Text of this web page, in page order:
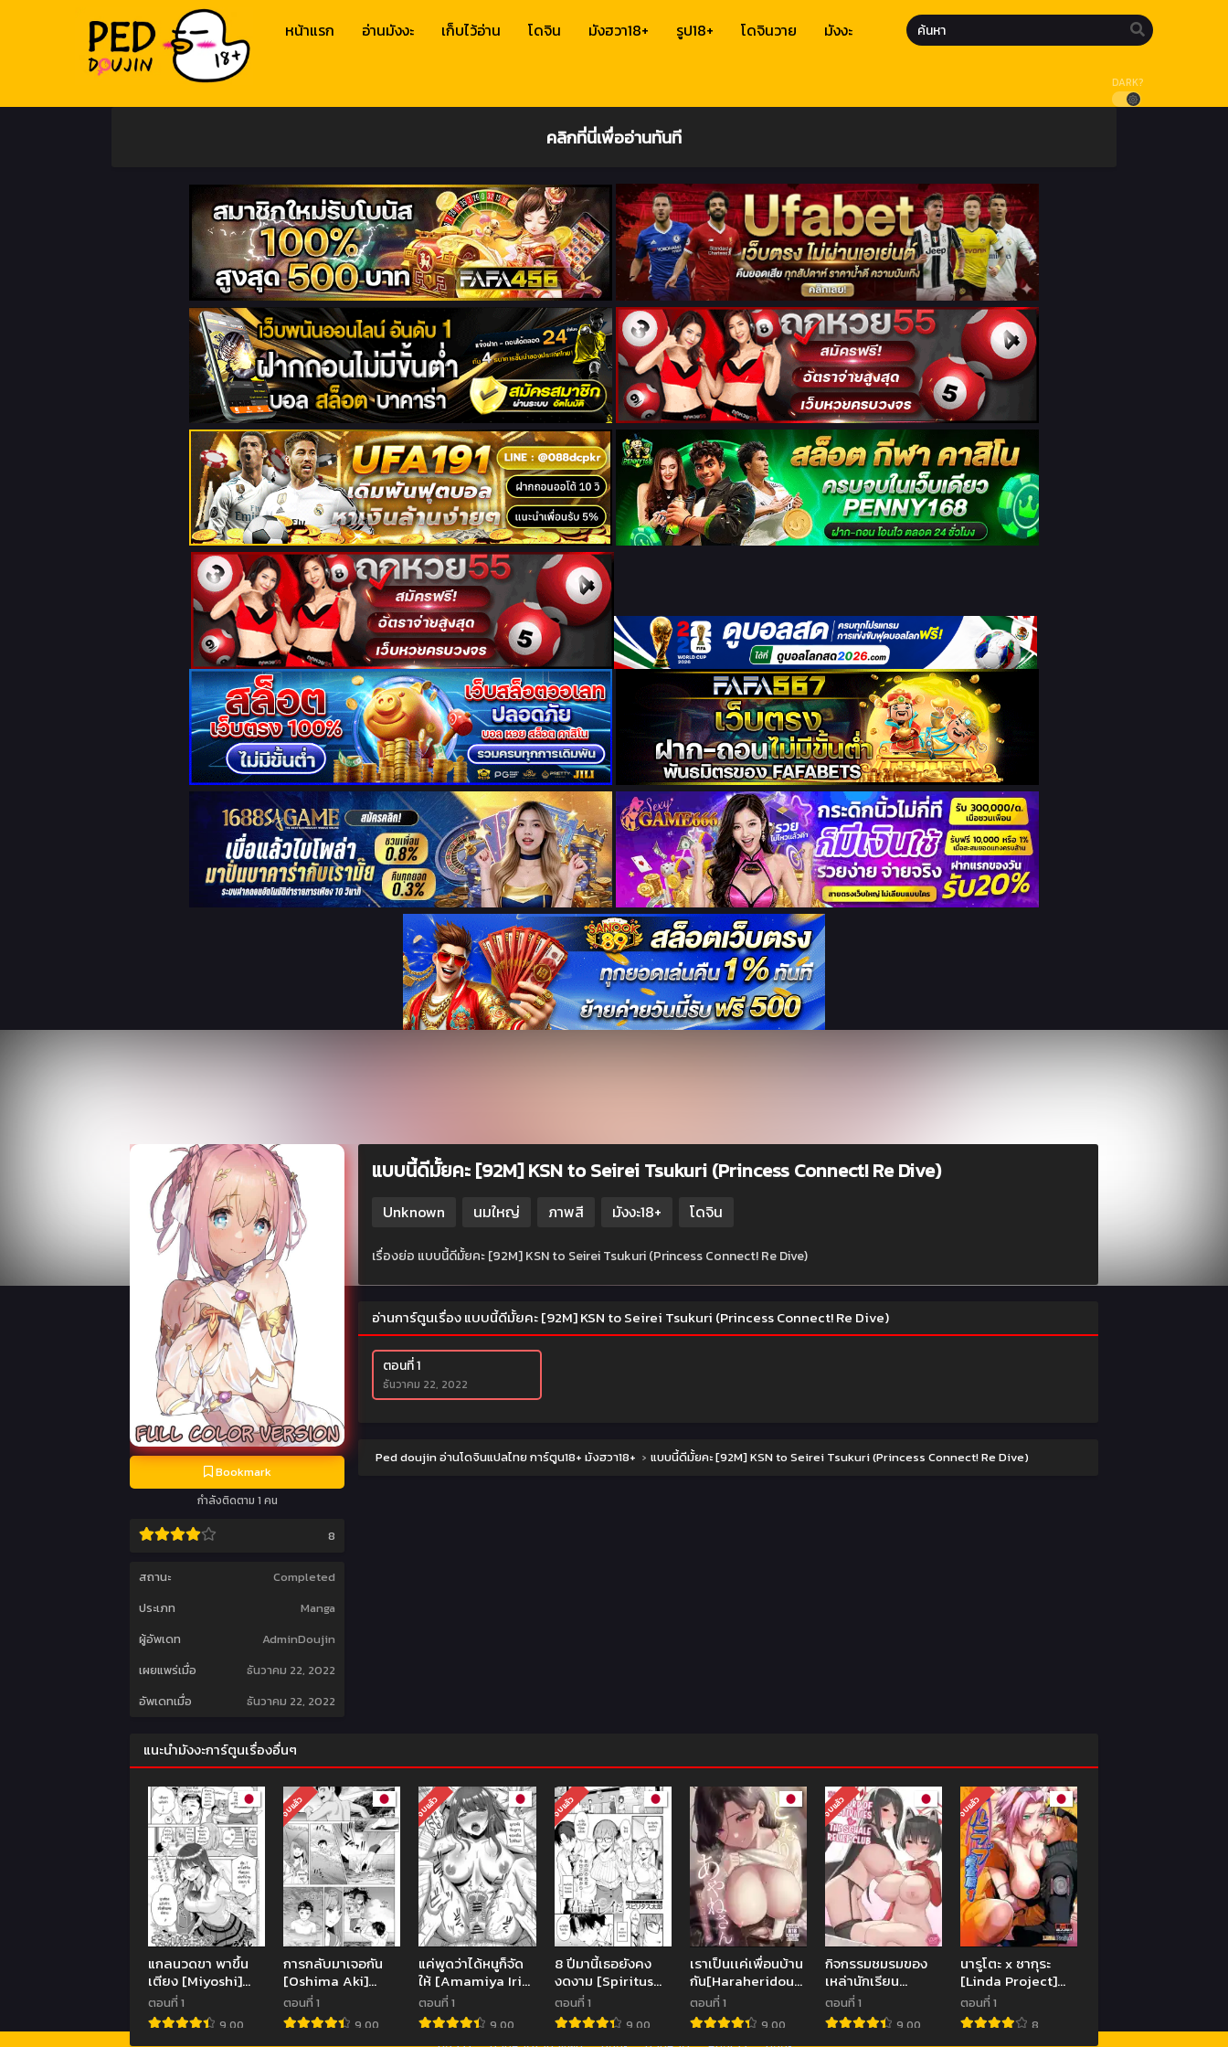
หน้าแรก อ่านมังงะ เก็บไว้อ่าน โดจิน มังฮวา18+ รูป18+ โดจินวาย มังงะ
DARK?
คลิกที่นี่เพื่ออ่านทันที
Bookmark
กำลังติดตาม 1 คน
8
สถานะ
Completed
ประเภท
Manga
ผู้อัพเดท
AdminDoujin
เผยแพร่เมื่อ
ธันวาคม 22, 2022
อัพเดทเมื่อ
ธันวาคม 22, 2022
แบบนี้ดีมั้ยคะ [92M] KSN to Seirei Tsukuri (Princess Connect! Re Dive)
Unknown นมใหญ่ ภาพสี มังงะ18+ โดจิน
เรื่องย่อ แบบนี้ดีมั้ยคะ [92M] KSN to Seirei Tsukuri (Princess Connect! Re Dive)
อ่านการ์ตูนเรื่อง แบบนี้ดีมั้ยคะ [92M] KSN to Seirei Tsukuri (Princess Connect! Re Dive)
ตอนที่ 1
ธันวาคม 22, 2022
Ped doujin อ่านโดจินแปลไทย การ์ตูน18+ มังฮวา18+ › แบบนี้ดีมั้ยคะ [92M] KSN to Seirei Tsukuri (Princess Connect! Re Dive)
แนะนำมังงะการ์ตูนเรื่องอื่นๆ
แกลนวดขา พาขึ้น
เตียง [Miyoshi]
Gal gecchu
ตอนที่ 1
9.00
จบแล้ว
การกลับมาเจอกัน
[Oshima Aki]
Saikai
ตอนที่ 1
9.00
จบแล้ว
แค่พูดว่าได้หนูก็จัด
ให้ [Amamiya Iria]
Ii yo to Itte Just
say yes
ตอนที่ 1
9.00
จบแล้ว
8 ปีมานี้เธอยังคง
งดงาม [Spiritus
Tarou] Kimi ha
kirei da
ตอนที่ 1
9.00
เราเป็นเเค่เพื่อนบ้าน
กัน[Haraheridou
(Herio)] Tonari no
Ayane-san
Desaki Battari
ตอนที่ 1
9.00
จบแล้ว
กิจกรรมชมรมของ
เหล่านักเรียน
[Higedokoro
(Alapi)]Schale
Houshibu
ตอนที่ 1
9.00
จบแล้ว
นารูโตะ x ซากุระ
[Linda Project]
Naru Love 7
ตอนที่ 1
8